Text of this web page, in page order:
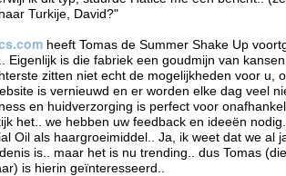
Turkije, David?"
heeft Tomas de Summer Shake Up
Eigenlijk is die fabriek een goudmijn van
zitten niet echt de mogelijkheden voor u,
is vernieuwd en er worden elke dag veel
en huidverzorging is perfect voor
het.. we hebben uw feedback en ideeën
Oil als haargroeimiddel.. Ja, ik weet dat we al
is.. maar het is nu trending.. dus Tomas
is hierin geïnteresseerd..